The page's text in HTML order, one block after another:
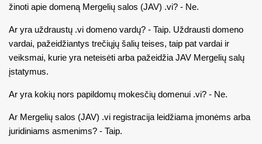
žinoti apie domeną Mergelių salos (JAV) .vi? - Ne.
Ar yra uždraustų .vi domeno vardų? - Taip. Uždrausti domeno
vardai, pažeidžiantys trečiųjų šalių teises, taip pat vardai ir
veiksmai, kurie yra neteisėti arba pažeidžia JAV Mergelių salų
įstatymus.
Ar yra kokių nors papildomų mokesčių domenui .vi? - Ne.
Ar Mergelių salos (JAV) .vi registracija leidžiama įmonėms arba
juridiniams asmenims? - Taip.